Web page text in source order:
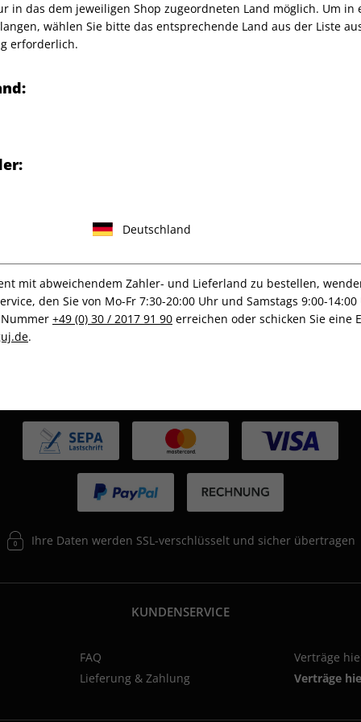
oder Rechnung bezahlen.
der Bestellung bei Zahlung per Bankeinzug, Kreditkarte oder
Lieferung. Zahlungen mit Kreditkarte oder Paypal sind nur
bei einer Abo-Verlängerung weitere Zahlungen fällig werden.
Tolle Prämien
Ihre Daten werden SSL-verschlüsselt und sicher übertragen
KUNDENSERVICE
FAQ
Lieferung & Zahlung
Verträge
Verträge
in das dem jeweiligen Shop zugeordneten Land möglich. Um in
wählen Sie bitte das entsprechende Land aus der Liste
erforderlich.
Deutschland
mit abweichendem Zahler- und Lieferland zu bestellen,
den Sie von Mo-Fr 7:30-20:00 Uhr und Samstags 9:00-
+49 (0) 30 / 2017 91 90 erreichen oder schicken Sie eine
.